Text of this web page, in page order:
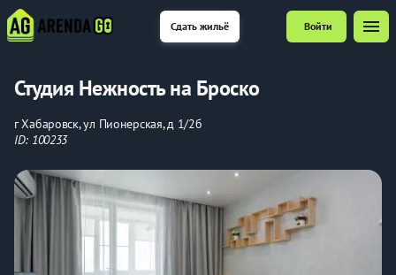
Сдать жильё Войти menu
Студия Нежность на Броско
г Хабаровск, ул Пионерская, д 1/2б
ID: 100233